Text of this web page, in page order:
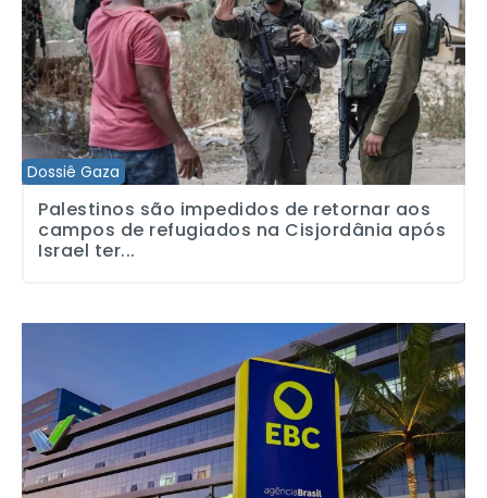
Dossiê Gaza
Palestinos são impedidos de retornar aos
campos de refugiados na Cisjordânia após
Israel ter...
Censura: EBC despublica quase 150 mil conteúdos jornalísticos